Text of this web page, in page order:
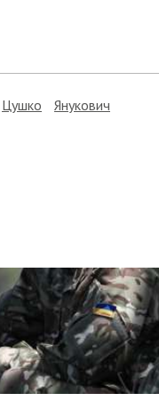
Цушко Янукович